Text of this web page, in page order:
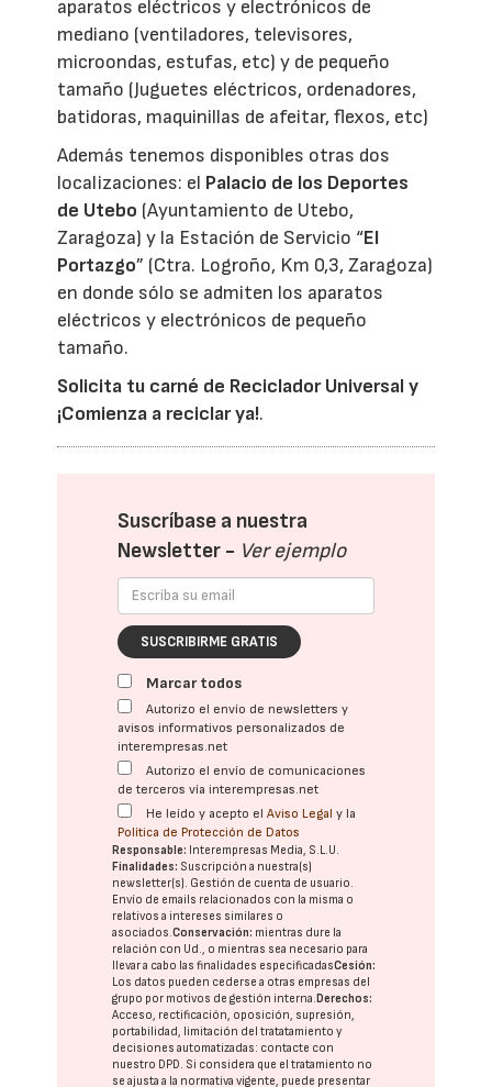
aparatos eléctricos y electrónicos de
mediano (ventiladores, televisores,
microondas, estufas, etc) y de pequeño
tamaño (Juguetes eléctricos, ordenadores,
batidoras, maquinillas de afeitar, flexos, etc)
Además tenemos disponibles otras dos
localizaciones: el Palacio de los Deportes
de Utebo (Ayuntamiento de Utebo,
Zaragoza) y la Estación de Servicio “El
Portazgo” (Ctra. Logroño, Km 0,3, Zaragoza)
en donde sólo se admiten los aparatos
eléctricos y electrónicos de pequeño
tamaño.
Solicita tu carné de Reciclador Universal y
¡Comienza a reciclar ya!.
Suscríbase a nuestra
Newsletter - Ver ejemplo
SUSCRIBIRME GRATIS
Marcar todos
Autorizo el envío de newsletters y
avisos informativos personalizados de
interempresas.net
Autorizo el envío de comunicaciones
de terceros vía interempresas.net
He leído y acepto elAviso Legal y la
Política de Protección de Datos
Responsable: Interempresas Media, S.L.U.
Finalidades: Suscripción a nuestra(s)
newsletter(s). Gestión de cuenta de usuario.
Envío de emails relacionados con la misma o
relativos a intereses similares o
asociados.Conservación: mientras dure la
relación con Ud., o mientras sea necesario para
llevar a cabo las finalidades especificadasCesión:
Los datos pueden cederse a otras empresas del
grupo por motivos de gestión interna.Derechos:
Acceso, rectificación, oposición, supresión,
portabilidad, limitación del tratatamiento y
decisiones automatizadas: contacte con
nuestro DPD. Si considera que el tratamiento no
se ajusta a la normativa vigente, puede presentar